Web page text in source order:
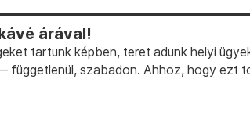
árával!
tartunk képben, teret adunk helyi
szabadon. Ahhoz, hogy ezt